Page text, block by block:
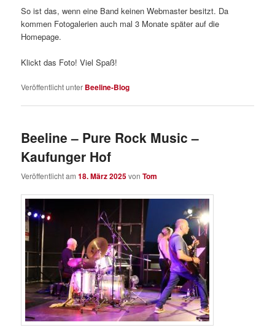
So ist das, wenn eine Band keinen Webmaster besitzt. Da
kommen Fotogalerien auch mal 3 Monate später auf die
Homepage.
Klickt das Foto! Viel Spaß!
Veröffentlicht unter Beeline-Blog
Beeline – Pure Rock Music –
Kaufunger Hof
Veröffentlicht am18. März 2025vonTom